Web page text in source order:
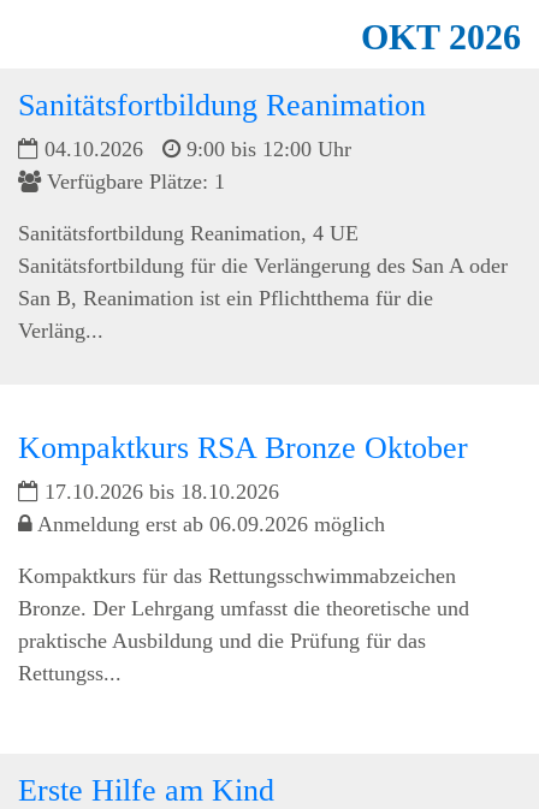
OKT2026
Sanitätsfortbildung Reanimation
04.10.2026
9:00 bis 12:00 Uhr
Verfügbare Plätze: 1
Sanitätsfortbildung Reanimation, 4 UE
Sanitätsfortbildung für die Verlängerung des San A oder
San B, Reanimation ist ein Pflichtthema für die
Verläng...
Kompaktkurs RSA Bronze Oktober
17.10.2026 bis 18.10.2026
Anmeldung erst ab 06.09.2026 möglich
Kompaktkurs für das Rettungsschwimmabzeichen
Bronze. Der Lehrgang umfasst die theoretische und
praktische Ausbildung und die Prüfung für das
Rettungss...
Erste Hilfe am Kind